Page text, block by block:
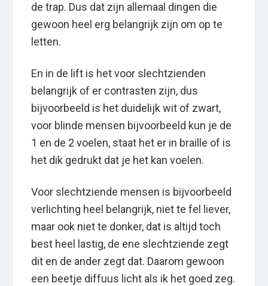
de trap. Dus dat zijn allemaal dingen die
gewoon heel erg belangrijk zijn om op te
letten.
En in de lift is het voor slechtzienden
belangrijk of er contrasten zijn, dus
bijvoorbeeld is het duidelijk wit of zwart,
voor blinde mensen bijvoorbeeld kun je de
1 en de 2 voelen, staat het er in braille of is
het dik gedrukt dat je het kan voelen.
Voor slechtziende mensen is bijvoorbeeld
verlichting heel belangrijk, niet te fel liever,
maar ook niet te donker, dat is altijd toch
best heel lastig, de ene slechtziende zegt
dit en de ander zegt dat. Daarom gewoon
een beetje diffuus licht als ik het goed zeg.